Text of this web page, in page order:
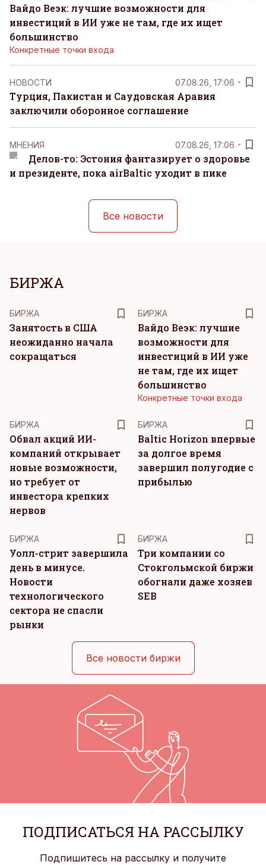
Вайдо Веэк: лучшие возможности для
инвестиций в ИИ уже не там, где их ищет
большинство
Конкретные точки входа
НОВОСТИ 07.08.26, 17:06
Турция, Пакистан и Саудовская Аравия
заключили оборонное соглашение
MНЕНИЯ 07.08.26, 17:06
Делов-то: Эстония фантазирует о здоровье
и президенте, пока airBaltic уходит в пике
Все новости
БИРЖА
БИРЖА
Занятость в США
неожиданно начала
сокращаться
БИРЖА
Вайдо Веэк: лучшие
возможности для
инвестиций в ИИ уже
не там, где их ищет
большинство
Конкретные точки входа
БИРЖА
Обвал акций ИИ-
компаний открывает
новые возможности,
но требует от
инвестора крепких
нервов
БИРЖА
Baltic Horizon впервые
за долгое время
завершил полугодие с
прибылью
БИРЖА
Уолл-стрит завершила
день в минусе.
Новости
технологического
сектора не спасли
рынки
БИРЖА
Три компании со
Стокгольмской биржи
обогнали даже хозяев
SEB
Все новости биржи
ПОДПИСАТЬСЯ НА РАССЫЛКУ
Подпишитесь на рассылку и получите